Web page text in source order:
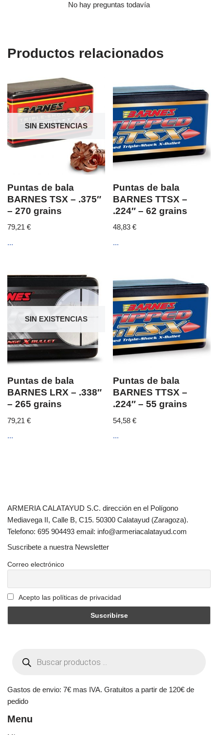
No hay preguntas todavía
Productos relacionados
SIN EXISTENCIAS
Puntas de bala
BARNES TSX – .375″
– 270 grains
79,21 €
...
Puntas de bala
BARNES TTSX –
.224″ – 62 grains
48,83€
...
SIN EXISTENCIAS
Puntas de bala
BARNES LRX – .338″
– 265 grains
79,21 €
...
Puntas de bala
BARNES TTSX –
.224″ – 55 grains
54,58€
...
ARMERIA CALATAYUD S.C. dirección en el Polígono
Mediavega II, Calle B, C15. 50300 Calatayud (Zaragoza).
Telefono: 695 904493 email: info@armeriacalatayud.com
Suscribete a nuestra Newsletter
Correo electrónico
Acepto las políticas de privacidad
Gastos de envio: 7€ mas IVA. Gratuitos a partir de 120€ de
pedido
Menu